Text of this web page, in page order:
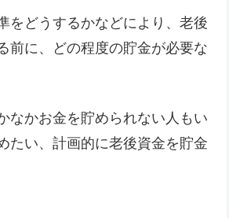
をどうするかなどにより、老後
前に、どの程度の貯金が必要な
なかお金を貯められない人もい
たい、計画的に老後資金を貯金